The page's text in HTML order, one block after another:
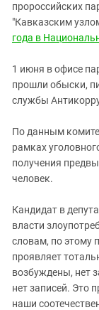
Чечня
Южная Осетия
пророссийских
"Кавказским
года в
1 июня в офисе
прошли обыски,
службы
По данным
рамках
получения
человек.
Кандидат в
власти
словам, по этому
проявляет
возбуждены, нет
нет записей. Это
наши